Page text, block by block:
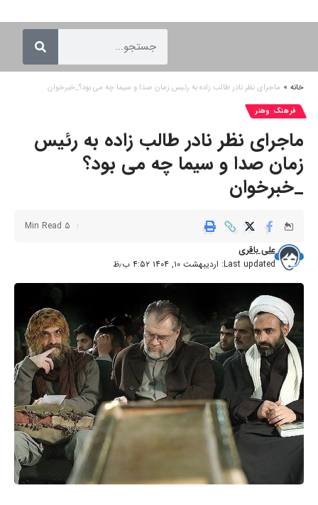
خانه » ماجرای نظر نادر طالب زاده به رئیس زمان صدا و سیما چه می بود؟_خبرخوان
فرهنگ وهنر
ماجرای نظر نادر طالب زاده به رئیس
زمان صدا و سیما چه می بود؟
_خبرخوان
Last updated: اردیبهشت ۱۰, ۱۴۰۴ ۴:۵۲ ب٫ظ
علی باقری
5 Min Read